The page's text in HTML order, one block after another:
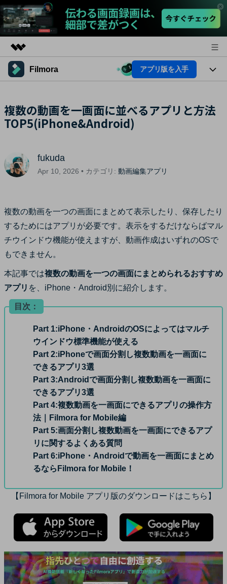
製品
ユーティリティ
概要
ソリューション
企業情報
サポート
Filmora アプリ版を入手
プラットフォーム
AI機能
AIヒント
活用法
Filmoraのユーザー層
動画編集のコツ
サポート
サポート
カスタマーサポート
ブランド紹介
購入する
検索
複数の動画を一画面に並べるアプリと方法
TOP5(iPhone&Android)
fukuda
Apr 10, 2026 • カテゴリ: 動画編集アプリ
複数の動画を一つの画面にまとめて表示したり、保存したり
するためにはアプリが必要です。表示をするだけならばマル
チウインドウ機能が使えますが、動画作成はいずれのOSで
もできません。
本記事では複数の動画を一つの画面にまとめられるおすすめ
アプリ を、iPhone・Android別に紹介します。
目次：
Part 1:iPhone・AndroidのOSによってはマルチ
ウインドウ標準機能が使える
Part 2:iPhoneで画面分割し複数動画を一画面に
できるアプリ3選
Part 3:Androidで画面分割し複数動画を一画面に
できるアプリ3選
Part 4:複数動画を一画面にできるアプリの操作方
法｜Filmora for Mobile編
Part 5:画面分割し複数動画を一画面にできるアプ
リに関するよくある質問
Part 6:iPhone・Androidで動画を一画面にまとめ
るならFilmora for Mobile！
【Filmora for Mobile アプリ版のダウンロードはこちら】